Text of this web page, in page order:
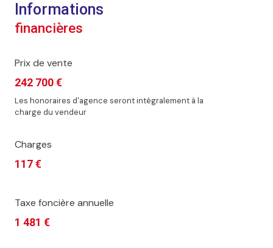
interphone
Informations
financières
Prix de vente
242 700 €
Les honoraires d'agence seront intégralement à la
charge du vendeur
Charges
117 €
Taxe foncière annuelle
1 481 €